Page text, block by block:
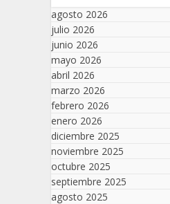
agosto 2026
julio 2026
junio 2026
mayo 2026
abril 2026
marzo 2026
febrero 2026
enero 2026
diciembre 2025
noviembre 2025
octubre 2025
septiembre 2025
agosto 2025